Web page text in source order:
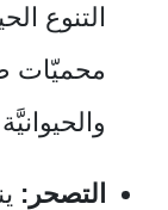
التنوع
محميّات
التصحر: